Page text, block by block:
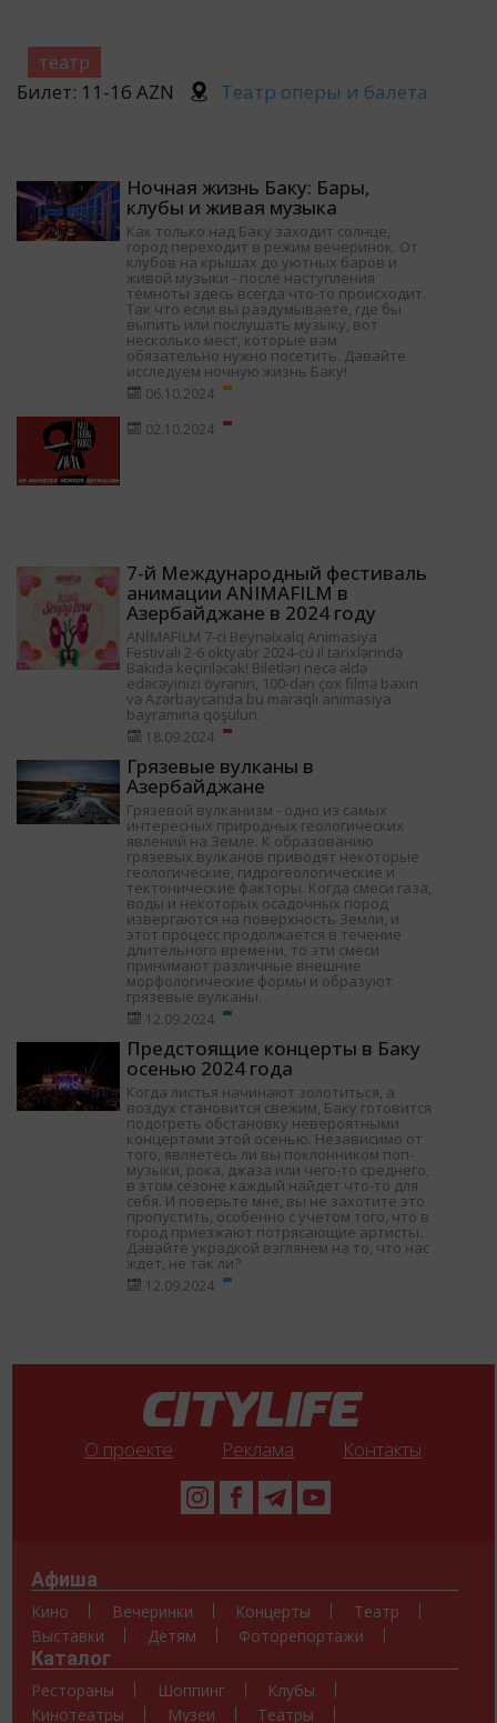
театр
Билет: 11-16 AZN Театр оперы и балета
Ночная жизнь Баку: Бары,
клубы и живая музыка
Как только над Баку заходит солнце,
город переходит в режим вечеринок. От
клубов на крышах до уютных баров и
живой музыки - после наступления
темноты здесь всегда что-то происходит.
Так что если вы раздумываете, где бы
выпить или послушать музыку, вот
несколько мест, которые вам
обязательно нужно посетить. Давайте
исследуем ночную жизнь Баку!
06.10.2024
02.10.2024
7-й Международный фестиваль
анимации ANIMAFILM в
Азербайджане в 2024 году
ANİMAFİLM 7-ci Beynəlxalq Animasiya
Festivalı 2-6 oktyabr 2024-cü il tarixlərində
Bakıda keçiriləcək! Biletləri necə əldə
edəcəyinizi öyrənin, 100-dən çox filmə baxın
və Azərbaycanda bu maraqlı animasiya
bayramına qoşulun.
18.09.2024
Грязевые вулканы в
Азербайджане
Грязевой вулканизм - одно из самых
интересных природных геологических
явлений на Земле. К образованию
грязевых вулканов приводят некоторые
геологические, гидрогеологические и
тектонические факторы. Когда смеси газа,
воды и некоторых осадочных пород
извергаются на поверхность Земли, и
этот процесс продолжается в течение
длительного времени, то эти смеси
принимают различные внешние
морфологические формы и образуют
грязевые вулканы.
12.09.2024
Предстоящие концерты в Баку
осенью 2024 года
Когда листья начинают золотиться, а
воздух становится свежим, Баку готовится
подогреть обстановку невероятными
концертами этой осенью. Независимо от
того, являетесь ли вы поклонником поп-
музыки, рока, джаза или чего-то среднего,
в этом сезоне каждый найдет что-то для
себя. И поверьте мне, вы не захотите это
пропустить, особенно с учетом того, что в
город приезжают потрясающие артисты.
Давайте украдкой взглянем на то, что нас
ждет, не так ли?
12.09.2024
О проекте Реклама Контакты
Афиша
Кино Вечеринки Концерты
Театр
Выставки
Детям Фоторепортажи
Каталог
Рестораны Шоппинг
Клубы
Кинотеатры
Музеи Театры